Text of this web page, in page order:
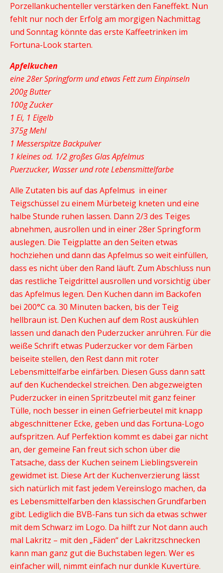
Porzellankuchenteller verstärken den Faneffekt. Nun
fehlt nur noch der Erfolg am morgigen Nachmittag
und Sonntag könnte das erste Kaffeetrinken im
Fortuna-Look starten.
Apfelkuchen
eine 28er Springform und etwas Fett zum Einpinseln
200g Butter
100g Zucker
1 Ei, 1 Eigelb
375g Mehl
1 Messerspitze Backpulver
1 kleines od. 1/2 großes Glas Apfelmus
Puerzucker, Wasser und rote Lebensmittelfarbe
Alle Zutaten bis auf das Apfelmus in einer
Teigschüssel zu einem Mürbeteig kneten und eine
halbe Stunde ruhen lassen. Dann 2/3 des Teiges
abnehmen, ausrollen und in einer 28er Springform
auslegen. Die Teigplatte an den Seiten etwas
hochziehen und dann das Apfelmus so weit einfüllen,
dass es nicht über den Rand läuft. Zum Abschluss nun
das restliche Teigdrittel ausrollen und vorsichtig über
das Apfelmus legen. Den Kuchen dann im Backofen
bei 200°C ca. 30 Minuten backen, bis der Teig
hellbraun ist. Den Kuchen auf dem Rost auskühlen
lassen und danach den Puderzucker anrühren. Für die
weiße Schrift etwas Puderzucker vor dem Färben
beiseite stellen, den Rest dann mit roter
Lebensmittelfarbe einfärben. Diesen Guss dann satt
auf den Kuchendeckel streichen. Den abgezweigten
Puderzucker in einen Spritzbeutel mit ganz feiner
Tülle, noch besser in einen Gefrierbeutel mit knapp
abgeschnittener Ecke, geben und das Fortuna-Logo
aufspritzen. Auf Perfektion kommt es dabei gar nicht
an, der gemeine Fan freut sich schon über die
Tatsache, dass der Kuchen seinem Lieblingsverein
gewidmet ist. Diese Art der Kuchenverzierung lässt
sich natürlich mit fast jedem Vereinslogo machen, da
es Lebensmittelfarben den klassischen Grundfarben
gibt. Lediglich die BVB-Fans tun sich da etwas schwer
mit dem Schwarz im Logo. Da hilft zur Not dann auch
mal Lakritz – mit den „Fäden“ der Lakritzschnecken
kann man ganz gut die Buchstaben legen. Wer es
einfacher will, nimmt einfach nur dunkle Kuvertüre.